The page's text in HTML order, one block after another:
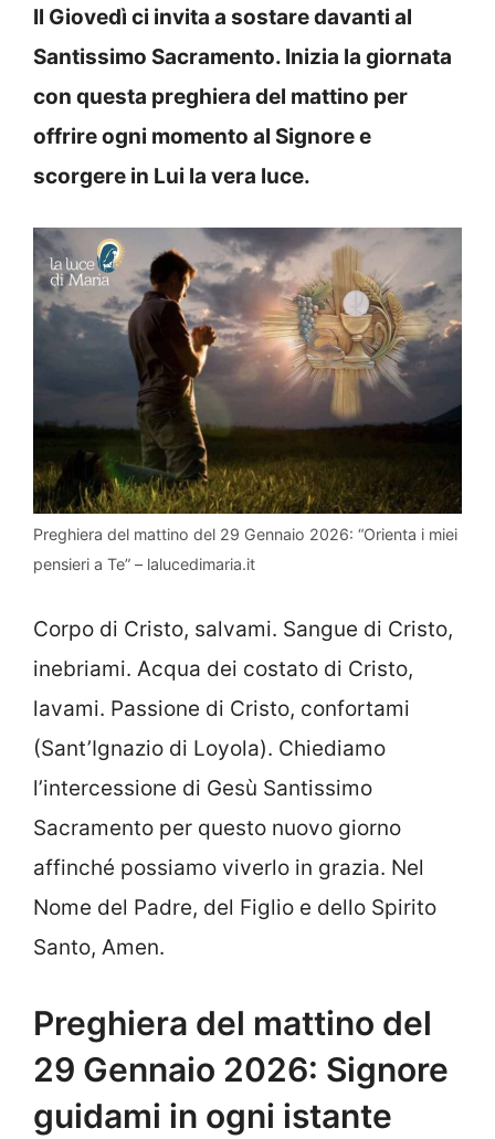
Il Giovedì ci invita a sostare davanti al
Santissimo Sacramento. Inizia la giornata
con questa preghiera del mattino per
offrire ogni momento al Signore e
scorgere in Lui la vera luce.
Preghiera del mattino del 29 Gennaio 2026: “Orienta i miei
pensieri a Te” – lalucedimaria.it
Corpo di Cristo, salvami. Sangue di Cristo,
inebriami. Acqua dei costato di Cristo,
lavami. Passione di Cristo, confortami
(Sant’Ignazio di Loyola). Chiediamo
l’intercessione di Gesù Santissimo
Sacramento per questo nuovo giorno
affinché possiamo viverlo in grazia. Nel
Nome del Padre, del Figlio e dello Spirito
Santo, Amen.
Preghiera del mattino del
29 Gennaio 2026: Signore
guidami in ogni istante